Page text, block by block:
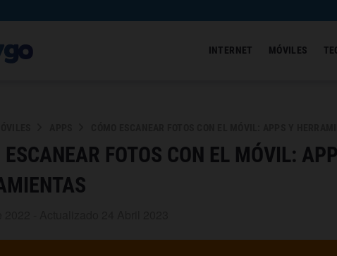
INTERNET MÓVILES
ESCANEAR FOTOS CON EL MÓVIL: